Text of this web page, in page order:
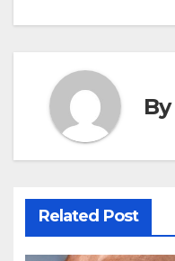
By
Related Post